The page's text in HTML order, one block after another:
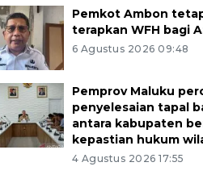
Pemkot Ambon
terapkan WFH bagi
6 Agustus 2026 09:48
Pemprov Maluku
penyelesaian tapal
antara kabupaten
kepastian hukum
4 Agustus 2026 17:55